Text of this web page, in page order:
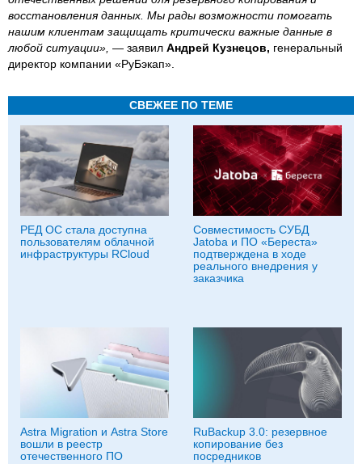
восстановления данных. Мы рады возможности помогать
нашим клиентам защищать критически важные данные в
любой ситуации», — заявил Андрей Кузнецов, генеральный
директор компании «РуБэкап».
СВЕЖЕЕ ПО ТЕМЕ
РЕД ОС стала доступна
пользователям облачной
инфраструктуры RCloud
Совместимость СУБД
Jatoba и ПО «Береста»
подтверждена в ходе
реального внедрения у
заказчика
Astra Migration и Astra Store
вошли в реестр
отечественного ПО
RuBackup 3.0: резервное
копирование без
посредников